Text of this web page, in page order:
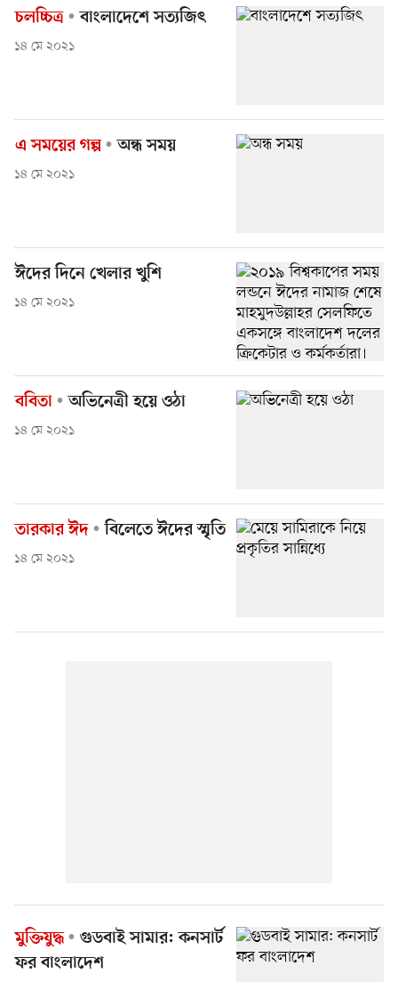
চলচ্চিত্র বাংলাদেশে সত্যজিৎ
১৪ মে ২০২১
এ সময়ের গল্প অন্ধ সময়
১৪ মে ২০২১
ঈদের দিনে খেলার খুশি
১৪ মে ২০২১
ববিতা অভিনেত্রী হয়ে ওঠা
১৪ মে ২০২১
তারকার ঈদ বিলেতে ঈদের স্মৃতি
১৪ মে ২০২১
মুক্তিযুদ্ধ
গুডবাই সামার: কনসার্ট
ফর বাংলাদেশ